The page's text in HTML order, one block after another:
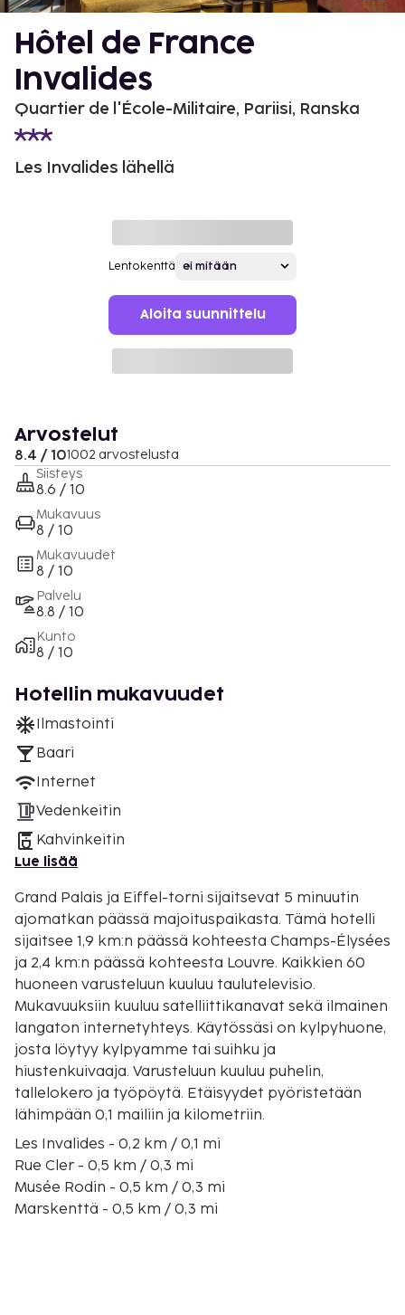
Hôtel de France
Invalides
Quartier de l'École-Militaire, Pariisi, Ranska
Les Invalides lähellä
Lentokenttä
Aloita suunnittelu
Arvostelut
8.4 / 101002 arvostelusta
Siisteys
8.6 / 10
Mukavuus
8 / 10
Mukavuudet
8 / 10
Palvelu
8.8 / 10
Kunto
8 / 10
Hotellin mukavuudet
Ilmastointi
Baari
Internet
Vedenkeitin
Kahvinkeitin
Lue lisää
Grand Palais ja Eiffel-torni sijaitsevat 5 minuutin
ajomatkan päässä majoituspaikasta. Tämä hotelli
sijaitsee 1,9 km:n päässä kohteesta Champs-Élysées
ja 2,4 km:n päässä kohteesta Louvre. Kaikkien 60
huoneen varusteluun kuuluu taulutelevisio.
Mukavuuksiin kuuluu satelliittikanavat sekä ilmainen
langaton internetyhteys. Käytössäsi on kylpyhuone,
josta löytyy kylpyamme tai suihku ja
hiustenkuivaaja. Varusteluun kuuluu puhelin,
tallelokero ja työpöytä. Etäisyydet pyöristetään
lähimpään 0,1 mailiin ja kilometriin.
Les Invalides - 0,2 km / 0,1 mi
Rue Cler - 0,5 km / 0,3 mi
Musée Rodin - 0,5 km / 0,3 mi
Marskenttä - 0,5 km / 0,3 mi